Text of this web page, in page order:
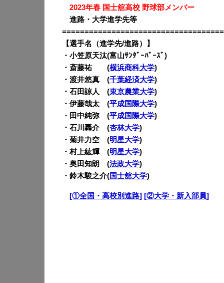
2023年春 国士舘高校 野球部メンバー
進路・大学進学先等
【選手名（進学先/進路）】
・ 小笠原天汰(富山ｻﾝﾀﾞｰﾊﾞｰｽﾞ)
・斎藤祐 (横浜商科大学)
・渡井悠真 (千葉経済大学)
・石田諒人 (東京農業大学)
・伊藤哉太 (平成国際大学)
・田中純弥 (平成国際大学)
・石川轟介 (杏林大学)
・菊井力空 (明星大学)
・村上紘輝 (明星大学)
・奥田知朗 (法政大学)
・鈴木駿之介(国士舘大学)
[①全国・高校別進路] [②大学・新入部員]